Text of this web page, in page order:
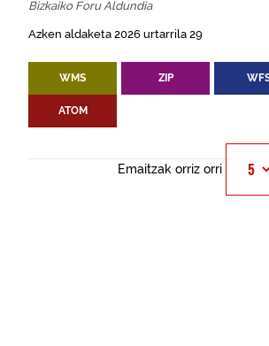
Bizkaiko Foru Aldundia
Azken aldaketa 2026 urtarrila 29
WMS ZIP
ATOM
Emaitzak orriz orri